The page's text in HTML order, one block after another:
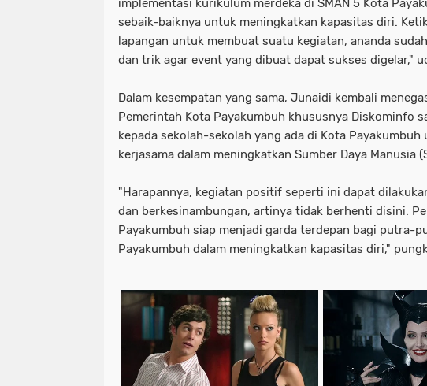
implementasi kurikulum merdeka di SMAN 5 Kota
sebaik-baiknya untuk meningkatkan kapasitas diri.
lapangan untuk membuat suatu kegiatan, ananda
dan trik agar event yang dibuat dapat sukses digelar,"
Dalam kesempatan yang sama, Junaidi kembali
Pemerintah Kota Payakumbuh khususnya Diskominfo
kepada sekolah-sekolah yang ada di Kota Payakumbuh
kerjasama dalam meningkatkan Sumber Daya Manusia
"Harapannya, kegiatan positif seperti ini dapat
dan berkesinambungan, artinya tidak berhenti disini.
Payakumbuh siap menjadi garda terdepan bagi putra-
Payakumbuh dalam meningkatkan kapasitas diri,"